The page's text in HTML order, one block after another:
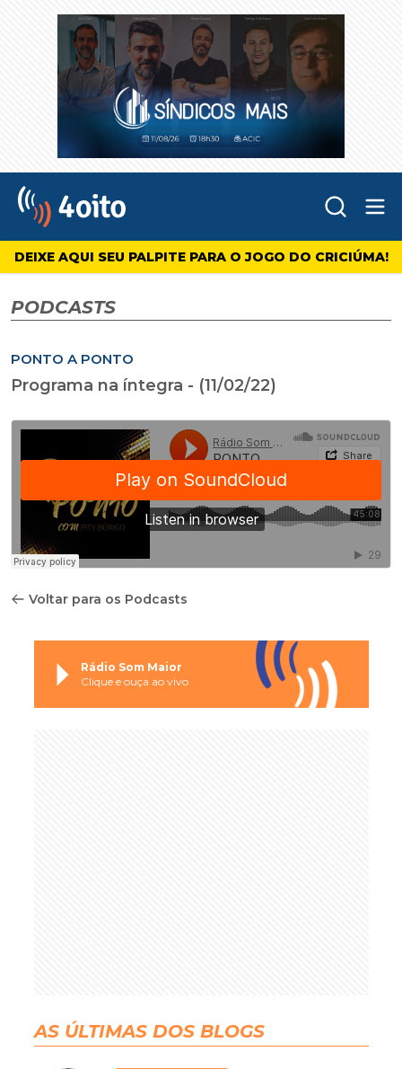
4oito
DEIXE AQUI SEU PALPITE PARA O JOGO DO CRICIÚMA!
PODCASTS
PONTO A PONTO
Programa na íntegra - (11/02/22)
Voltar para os Podcasts
Rádio Som Maior
Clique e ouça ao vivo
AS ÚLTIMAS DOS BLOGS